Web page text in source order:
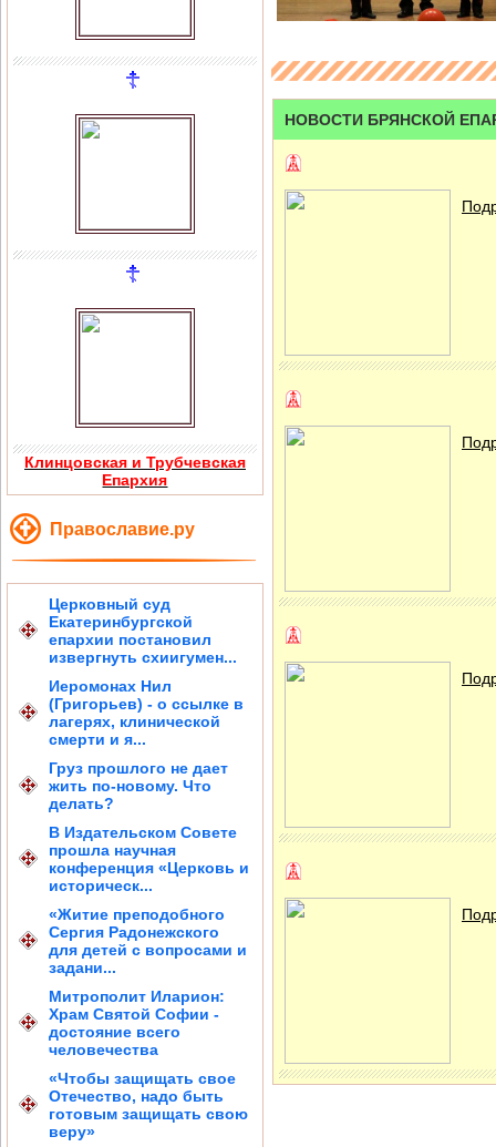
Клинцовская и Трубчевская
Епархия
Православие.ру
Церковный суд
Екатеринбургской
епархии постановил
извергнуть схиигумен...
Иеромонах Нил
(Григорьев) - о ссылке в
лагерях, клинической
смерти и я...
Груз прошлого не дает
жить по-новому. Что
делать?
В Издательском Совете
прошла научная
конференция «Церковь и
историческ...
«Житие преподобного
Сергия Радонежского
для детей с вопросами и
задани...
Митрополит Иларион:
Храм Святой Софии -
достояние всего
человечества
«Чтобы защищать свое
Отечество, надо быть
готовым защищать свою
веру»
НОВОСТИ БРЯНСКОЙ